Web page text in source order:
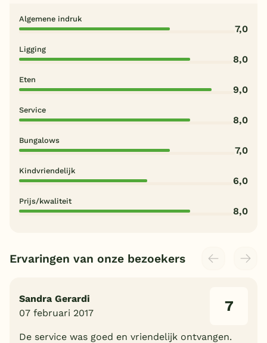
Algemene indruk
7,0
Ligging
8,0
Eten
9,0
Service
8,0
Bungalows
7,0
Kindvriendelijk
6,0
Prijs/kwaliteit
8,0
Ervaringen van onze bezoekers
Sandra Gerardi
07 februari 2017
7
De service was goed en vriendelijk ontvangen.